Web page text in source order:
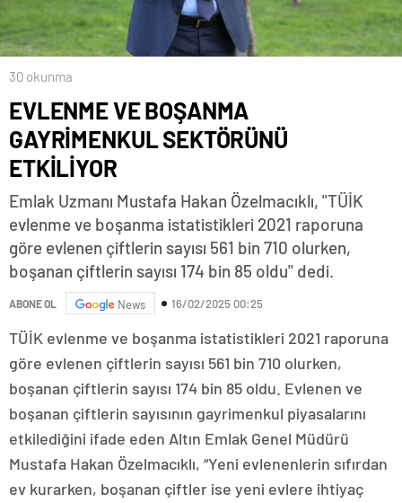
30 okunma
EVLENME VE BOŞANMA
GAYRİMENKUL SEKTÖRÜNÜ
ETKİLİYOR
Emlak Uzmanı Mustafa Hakan Özelmacıklı, "TÜİK
evlenme ve boşanma istatistikleri 2021 raporuna
göre evlenen çiftlerin sayısı 561 bin 710 olurken,
boşanan çiftlerin sayısı 174 bin 85 oldu" dedi.
ABONE OL News 16/02/2025 00:25
TÜİK evlenme ve boşanma istatistikleri 2021 raporuna
göre evlenen çiftlerin sayısı 561 bin 710 olurken,
boşanan çiftlerin sayısı 174 bin 85 oldu. Evlenen ve
boşanan çiftlerin sayısının gayrimenkul piyasalarını
etkilediğini ifade eden Altın Emlak Genel Müdürü
Mustafa Hakan Özelmacıklı, “Yeni evlenenlerin sıfırdan
ev kurarken, boşanan çiftler ise yeni evlere ihtiyaç